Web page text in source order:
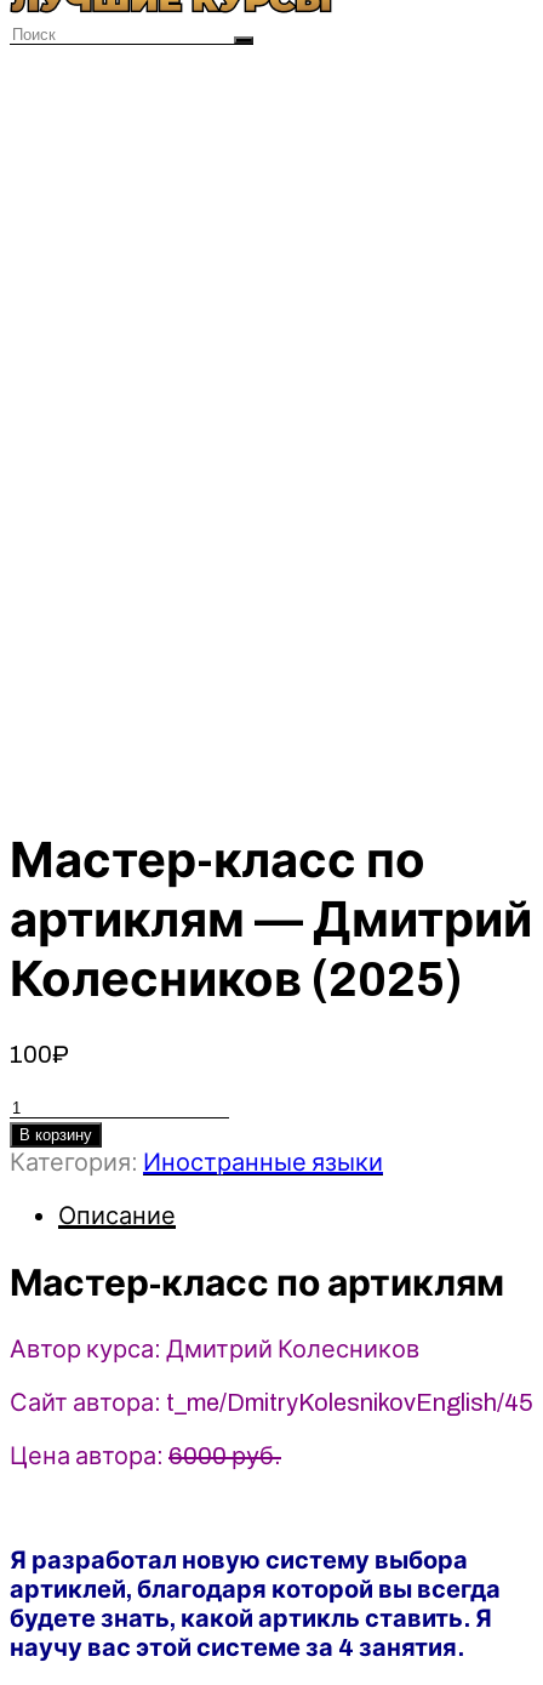
Мастер-класс по
артиклям — Дмитрий
Колесников (2025)
100₽
Количество
товара
Мастер-
по
-
Колесников
(2025)
В корзину
Категория: Иностранные языки
Описание
Мастер-класс по артиклям
Автор курса: Дмитрий Колесников
Сайт автора: t_me/DmitryKolesnikovEnglish/45
Цена автора: 6000 руб.
Я разработал новую систему выбора
артиклей, благодаря которой вы всегда
будете знать, какой артикль ставить. Я
научу вас этой системе за 4 занятия.